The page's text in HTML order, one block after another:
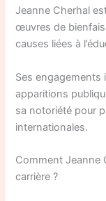
Jeanne Cherhal
œuvres de
causes liées à
Ses
apparitions
sa notoriété pour
internationales.
Comment Jeanne
carrière ?